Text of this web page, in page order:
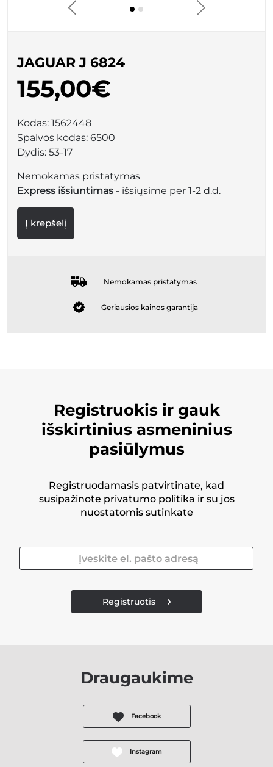
JAGUAR J 6824
155,00€
Kodas: 1562448
Spalvos kodas: 6500
Dydis: 53-17
Nemokamas pristatymas
Express išsiuntimas - išsiųsime per 1-2 d.d.
Į krepšelį
Nemokamas pristatymas
Geriausios kainos garantija
Registruokis ir gauk
išskirtinius asmeninius
pasiūlymus
Registruodamasis patvirtinate, kad
susipažinote privatumo politika ir su jos
nuostatomis sutinkate
Registruotis
Draugaukime
Facebook
Instagram